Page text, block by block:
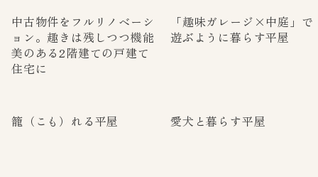
中古物件をフルリノベーシ
ョン。趣きは残しつつ機能
美のある2階建ての戸建て
住宅に
「趣味ガレージ×中庭」で
遊ぶように暮らす平屋
籠（こも）れる平屋 愛犬と暮らす平屋